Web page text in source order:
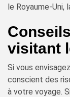
le Royaume-Uni,
visitant
Si vous
conscient des
à votre voyage.